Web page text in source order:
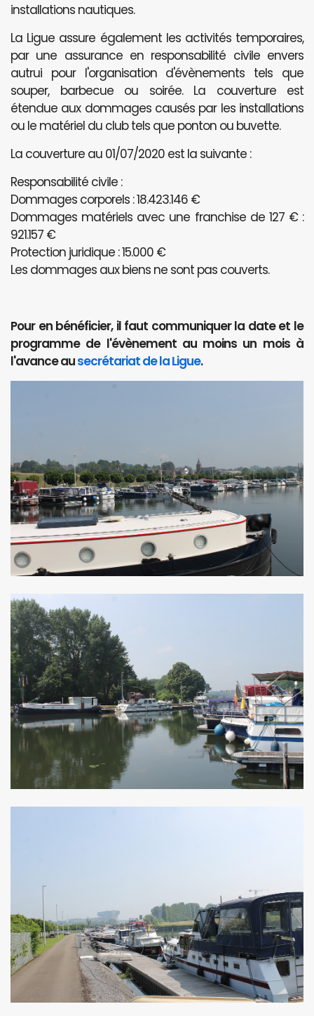
installations nautiques.
La Ligue assure également les activités temporaires,
par une assurance en responsabilité civile envers
autrui pour l'organisation d'évènements tels que
souper, barbecue ou soirée. La couverture est
étendue aux dommages causés par les installations
ou le matériel du club tels que ponton ou buvette.
La couverture au 01/07/2020 est la suivante :
Responsabilité civile :
Dommages corporels : 18.423.146 €
Dommages matériels avec une franchise de 127 € :
921.157 €
Protection juridique : 15.000 €
Les dommages aux biens ne sont pas couverts.
Pour en bénéficier, il faut communiquer la date et le
programme de l'évènement au moins un mois à
l'avance ausecrétariat de la Ligue.